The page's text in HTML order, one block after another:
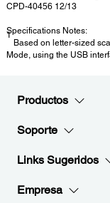
CPD-40456 12/13
Specifications Notes:
1
Based on letter-sized
Mode, using the USB
Productos
Soporte
Links Sugeridos
Empresa